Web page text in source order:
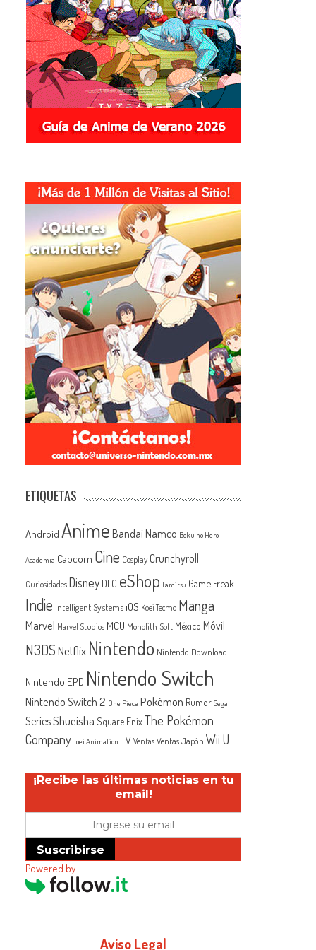
ETIQUETAS
Android Anime Bandai Namco Boku no Hero
Academia Capcom Cine Cosplay Crunchyroll
Curiosidades Disney DLC eShop Famitsu Game Freak
Indie Intelligent Systems iOS Koei Tecmo Manga
Marvel Marvel Studios MCU Monolith Soft México Móvil
N3DSNetflix Nintendo Nintendo Download
Nintendo EPD Nintendo Switch
Nintendo Switch 2 One Piece Pokémon Rumor Sega
SeriesShueisha Square EnixThe Pokémon
Company Toei Animation TV Ventas Ventas Japón Wii U
¡Recibe las últimas noticias en tu
email!
Suscribirse
Powered by
Aviso Legal